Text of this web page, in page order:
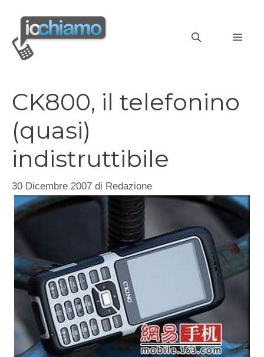
contenuto
CK800, il telefonino
(quasi)
indistruttibile
30 Dicembre 2007 di Redazione